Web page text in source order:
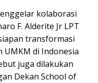
kolaborasi
F. Alderite Jr LPT
transformasi
di Indonesia
juga dilakukan
Dekan School of